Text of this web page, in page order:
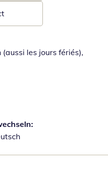
les jours fériés),